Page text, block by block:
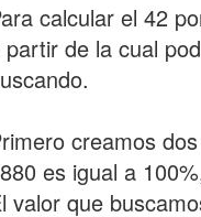
calcular el 42
partir de la cual
creamos
es igual a
valor que